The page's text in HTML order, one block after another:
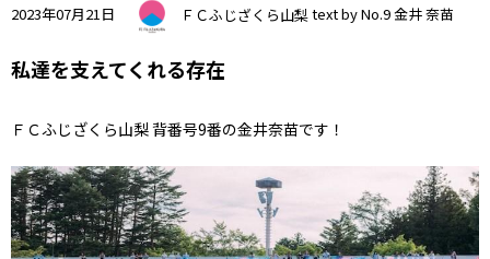
2023年07月21日 ＦＣふじざくら山梨text by No.9 金井 奈苗
私達を支えてくれる存在
ＦＣふじざくら山梨 背番号9番の金井奈苗です！